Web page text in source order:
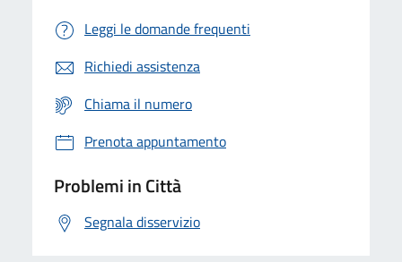
Leggi le domande frequenti
Richiedi assistenza
Chiama il numero
Prenota appuntamento
Problemi in Città
Segnala disservizio